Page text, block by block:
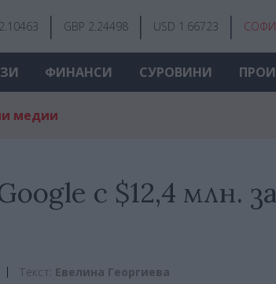
GBP 2.24498 USD 1.66723
ФИНАНСИ СУРОВИНИ
медии
с $12,4 млн.
Текст: Евелина Георгиева